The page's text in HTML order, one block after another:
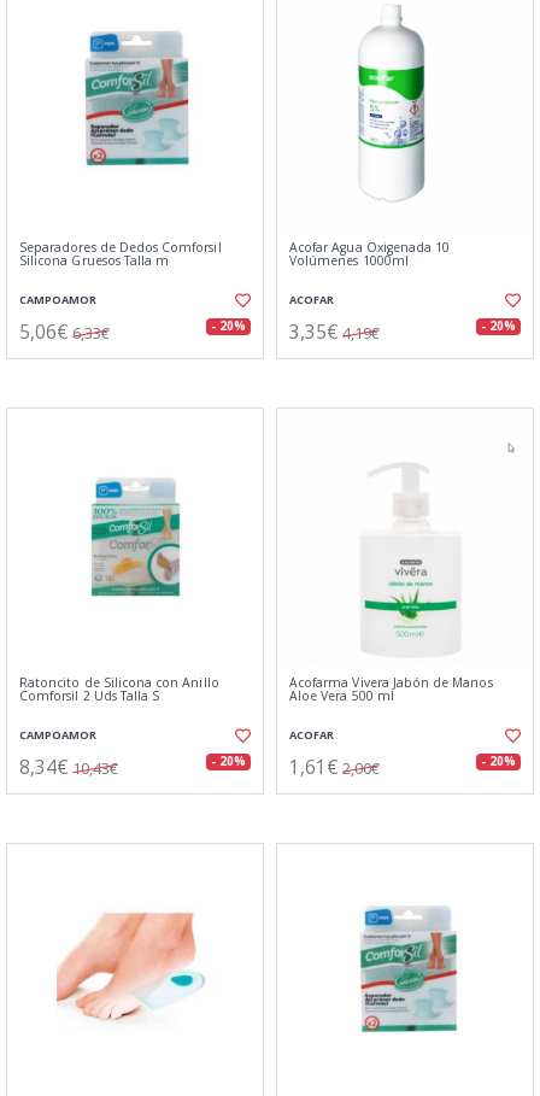
Separadores de Dedos Comforsil
Silicona Gruesos Talla m
CAMPOAMOR
5,06€ 6,33€ - 20%
Acofar Agua Oxigenada 10
Volúmenes 1000ml
ACOFAR
3,35€ 4,19€ - 20%
Ratoncito de Silicona con Anillo
Comforsil 2 Uds Talla S
CAMPOAMOR
8,34€ 10,43€ - 20%
Acofarma Vivera Jabón de Manos
Aloe Vera 500 ml
ACOFAR
1,61€ 2,00€ - 20%